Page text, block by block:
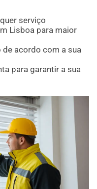
serviço
Lisboa para maior
acordo com a sua
para garantir a sua